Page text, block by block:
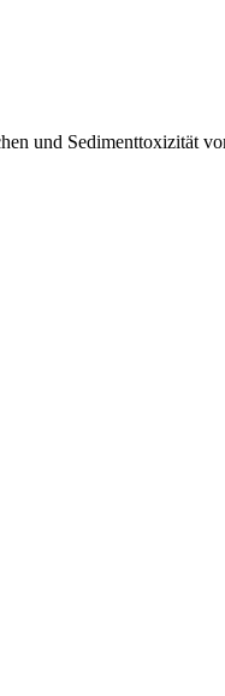
und Sedimenttoxizität